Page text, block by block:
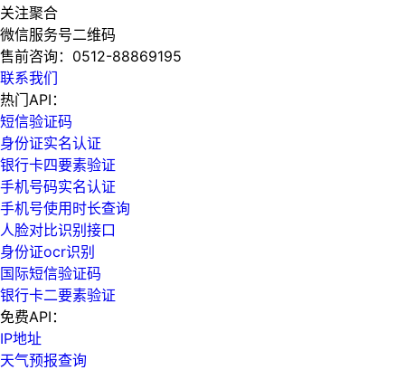
关注聚合
微信服务号二维码
售前咨询： 0512-88869195
联系我们
热门API：
短信验证码
身份证实名认证
银行卡四要素验证
手机号码实名认证
手机号使用时长查询
人脸对比识别接口
身份证ocr识别
国际短信验证码
银行卡二要素验证
免费API：
IP地址
天气预报查询